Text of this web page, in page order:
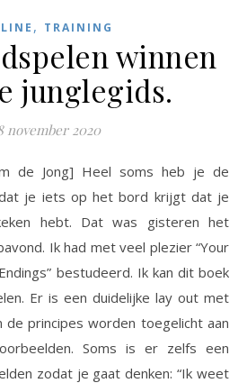
, TRAINING
winnen
junglegids.
november 2020
de Jong] Heel soms heb je de
je iets op het bord krijgt dat je
hebt. Dat was gisteren het
Ik had met veel plezier “Your
bestudeerd. Ik kan dit boek
Er is een duidelijke lay out met
de principes worden toegelicht aan
Soms is er zelfs een
zodat je gaat denken: “Ik weet